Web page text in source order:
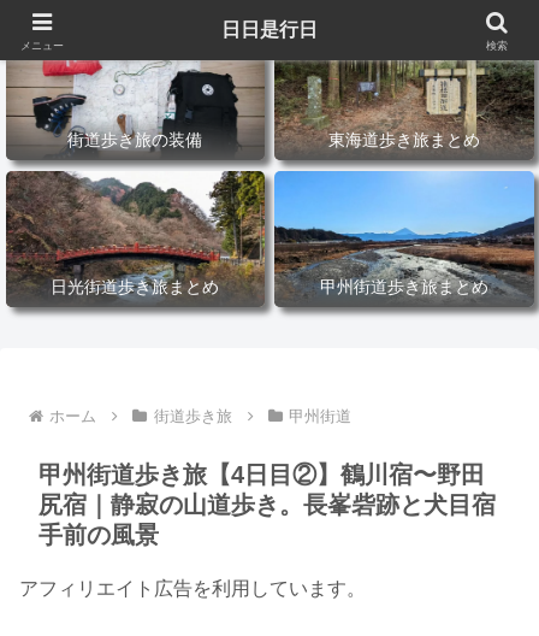
街道歩き旅の装備 東海道歩き旅まとめ
日光街道歩き旅まとめ 甲州街道歩き旅まとめ
ホーム 街道歩き旅 甲州街道
甲州街道歩き旅【4日目②】鶴川宿〜野田
尻宿｜静寂の山道歩き。長峯砦跡と犬目宿
手前の風景
アフィリエイト広告を利用しています。
メニュー
日日是行日
検索